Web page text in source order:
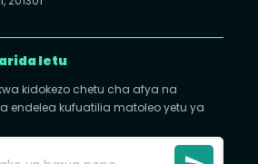
letu
kidokezo chetu cha afya na
endelea kufuatilia matoleo yetu ya